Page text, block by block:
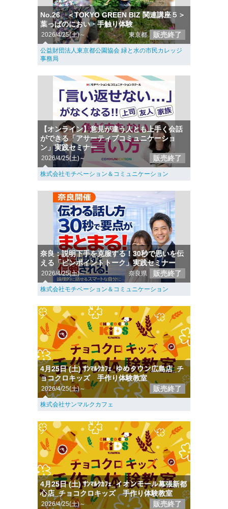
No.26 ＜TOKYO GREEN BIZ 関連講座５＞
葉っぱのにおい・手触り体験
2026/4/25(土)～ 東京都 販売終了
公益財団法人東京都公園協会 緑と水の市民カレッジ
事務局
【オンライン】意見が違う人とも上手く会話
ができる「アサーティブコミュニケーショ
ン」実践セミナー
2026/4/25(土)～ 販売終了
株式会社モチベーション＆コミュニケーション
奈良：説明下手を克服する！30秒で思いを伝
える「ピンポイントトーク」実践セミナー
2026/4/25(土)～ 奈良県 販売終了
株式会社モチベーション＆コミュニケーション
4月25日 (土) ｻﾝﾏﾙｸｶﾌｪ_ゆめタウン広島店_チ
ョコクロキッズ 手作り体験教室
2026/4/25(土)～ 販売終了
株式会社サンマルクカフェ
4月25日 (土) ｻﾝﾏﾙｸｶﾌｪ_イオンモール幕張新都
心店_チョコクロキッズ 手作り体験教室
2026/4/25(土)～ 販売終了